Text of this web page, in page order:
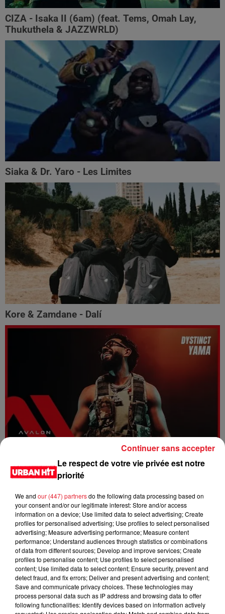
CIZA - Isaka II (6am) (feat. Tems, Omah Lay,
Thukuthela & JAZZWRLD)
Siaka & Dr. Yaro - Les Limites
Kore & Zamdane - Dalí
FOLA & Victony - golibe
Le respect de votre vie privée est notre
priorité
We and our (447) partnersdo the following data processing based on
your consent and/or our legitimate interest: Store and/or access
information on a device; Use limited data to select advertising; Create
profiles for personalised advertising; Use profiles to select personalised
advertising; Measure advertising performance; Measure content
performance; Understand audiences through statistics or combinations
of data from different sources; Develop and improve services; Create
profiles to personalise content; Use profiles to select personalised
content; Use limited data to select content; Ensure security, prevent and
detect fraud, and fix errors; Deliver and present advertising and content;
Save and communicate privacy choices. These technologies may
process personal data such as IP address and browsing data to offer
following functionalities: Identify devices based on information actively
Continuer sans accepter